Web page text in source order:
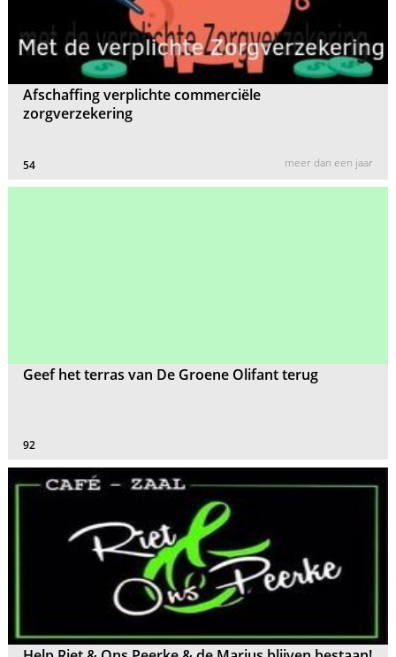
Afschaffing verplichte commerciële
zorgverzekering
54 meer dan een jaar
Geef het terras van De Groene Olifant terug
92